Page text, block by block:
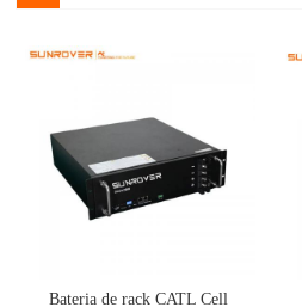
Bateria de rack CATL Cell